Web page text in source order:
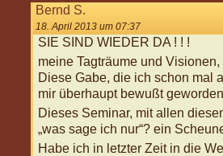
Bernd S.
18. April 2013 um 07:37
SIE SIND WIEDER DA ! ! !
meine Tagträume und
Diese Gabe, die ich schon mal
mir überhaupt bewußt
Dieses Seminar, mit allen
„was sage ich nur“? ein
Habe ich in letzter Zeit in die